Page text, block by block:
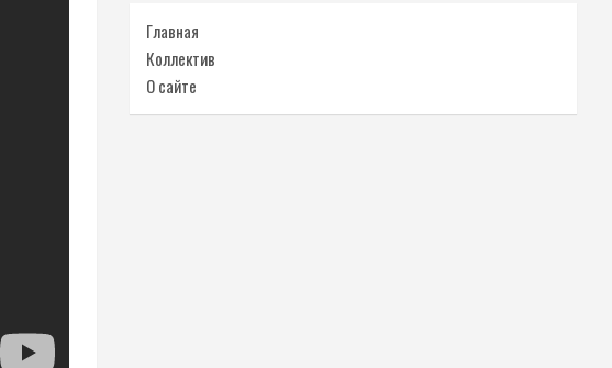
Главная
Коллектив
О сайте